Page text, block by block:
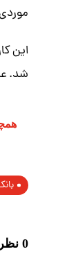
شد.
0 نظر